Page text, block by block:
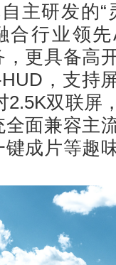
主研发的“
合行业领
更具备高
，支持
2.5K双联屏
面兼容主
成片等趣